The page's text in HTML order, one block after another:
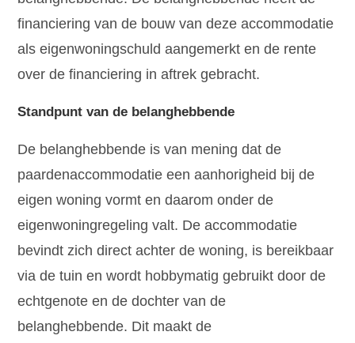
financiering van de bouw van deze accommodatie
als eigenwoningschuld aangemerkt en de rente
over de financiering in aftrek gebracht.
Standpunt van de belanghebbende
De belanghebbende is van mening dat de
paardenaccommodatie een aanhorigheid bij de
eigen woning vormt en daarom onder de
eigenwoningregeling valt. De accommodatie
bevindt zich direct achter de woning, is bereikbaar
via de tuin en wordt hobbymatig gebruikt door de
echtgenote en de dochter van de
belanghebbende. Dit maakt de